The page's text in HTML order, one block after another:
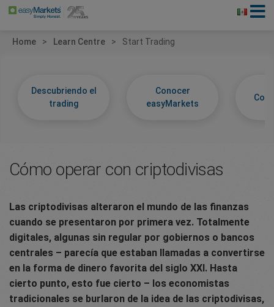
Home Learn Centre Start Trading
Descubriendo el
trading
Conocer
easyMarkets
Cómo operar con criptodivisas
Las criptodivisas alteraron el mundo de las finanzas
cuando se presentaron por primera vez. Totalmente
digitales, algunas sin regular por gobiernos o bancos
centrales – parecía que estaban llamadas a convertirse
en la forma de dinero favorita del siglo XXI. Hasta
cierto punto, esto fue cierto – los economistas
tradicionales se burlaron de la idea de las criptodivisas,